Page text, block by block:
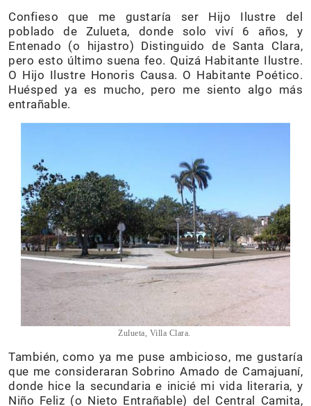
Confieso que me gustaría ser Hijo Ilustre del
poblado de Zulueta, donde solo viví 6 años, y
Entenado (o hijastro) Distinguido de Santa Clara,
pero esto último suena feo. Quizá Habitante Ilustre.
O Hijo Ilustre Honoris Causa. O Habitante Poético.
Huésped ya es mucho, pero me siento algo más
entrañable.
Zulueta, Villa Clara.
También, como ya me puse ambicioso, me gustaría
que me consideraran Sobrino Amado de Camajuaní,
donde hice la secundaria e inicié mi vida literaria, y
Niño Feliz (o Nieto Entrañable) del Central Camita,